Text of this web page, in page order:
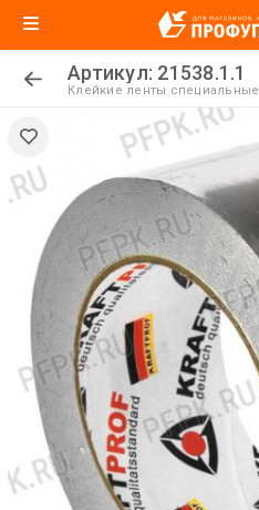
Артикул: 21538.1.1
Клейкие ленты специальные